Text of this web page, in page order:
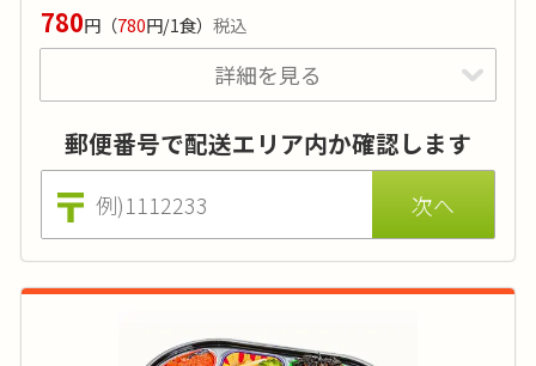
価格は小町(小)の場合（小町大は550円 ※税込)。刻みやおか
ゆ、おかずの差替えでのアレルギー対応も無料で承ります。
780円 （780円/1食）税込
カロリーを一定の値に調整し、栄養バランスの
良いカロリー計算が必要な方に適したお弁当で
す。ダイエットや食事療法も無理なく続けられ
ます。
詳細を見る
郵便番号で配送エリア内か確認します